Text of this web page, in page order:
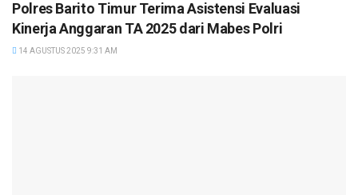
Polres Barito Timur Terima Asistensi Evaluasi
Kinerja Anggaran TA 2025 dari Mabes Polri
14 AGUSTUS 2025 9:31 AM